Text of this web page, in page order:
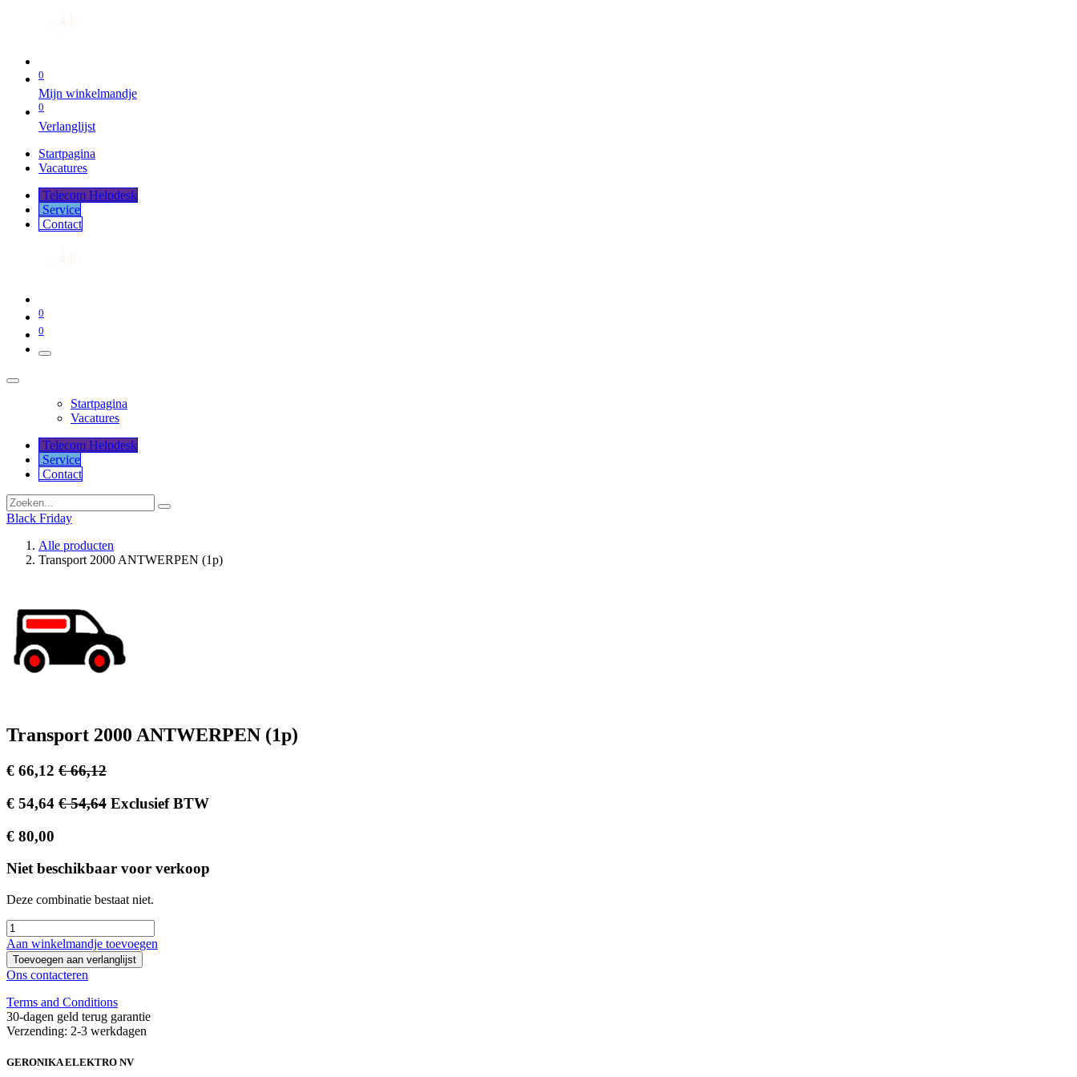
0
Mijn winkelmandje
0
Verlanglijst
Startpagina
Vacatures
Telecom Helpdesk
Service
Co​​​​​​ntact
0
0
Startpagina
Vacatures
Telecom Helpdesk
Service
Co​​​​​​ntact
Black Friday
Alle producten
Transport 2000 ANTWERPEN (1p)
Transport 2000 ANTWERPEN (1p)
€ 66,12 €66,12
€ 54,64 €54,64 Exclusief BTW
€ 80,00
Niet beschikbaar voor verkoop
Deze combinatie bestaat niet.
Aan winkelmandje toevoegen
Toevoegen aan verlanglijst
Ons contacteren
Terms and Conditions
30-dagen geld terug garantie
Verzending: 2-3 werkdagen
GERONIKA ELEKTRO NV